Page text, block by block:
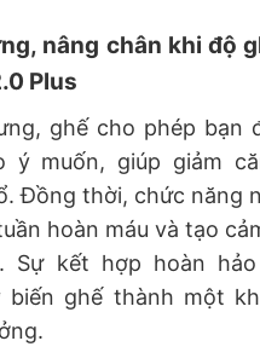
nâng chân khi độ
Plus
ghế cho phép bạn
ý muốn, giúp giảm
Đồng thời, chức năng
hoàn máu và tạo
Sự kết hợp hoàn
biến ghế thành một